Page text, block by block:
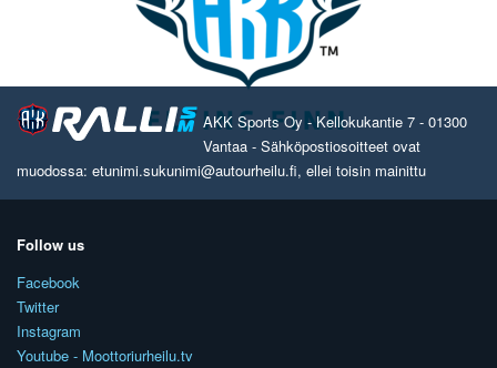
AKK Sports Oy - Kellokukantie 7 - 01300
Vantaa - Sähköpostiosoitteet ovat
muodossa: etunimi.sukunimi@autourheilu.fi, ellei toisin mainittu
Follow us
Facebook
Twitter
Instagram
Youtube - Moottoriurheilu.tv